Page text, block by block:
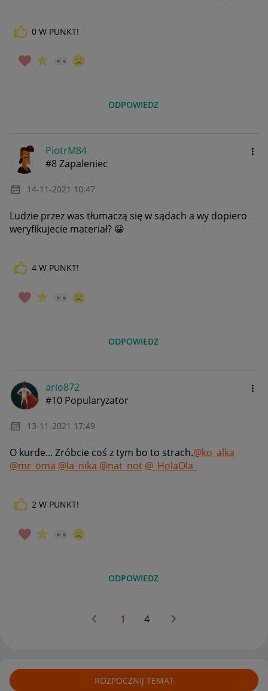
0 W PUNKT!
ODPOWIEDZ
PiotrM84
#8 Zapaleniec
‎14-11-2021 10:47
Ludzie przez was tłumaczą się w sądach a wy dopiero
weryfikujecie materiał? 😀
4 W PUNKT!
ODPOWIEDZ
ario872
#10 Popularyzator
‎13-11-2021 17:49
O kurde... Zróbcie coś z tym bo to strach.@ko_alka
@mr_oma @la_nika @nat_not @_HolaOla_
2 W PUNKT!
ODPOWIEDZ
1 4
ROZPOCZNIJ TEMAT